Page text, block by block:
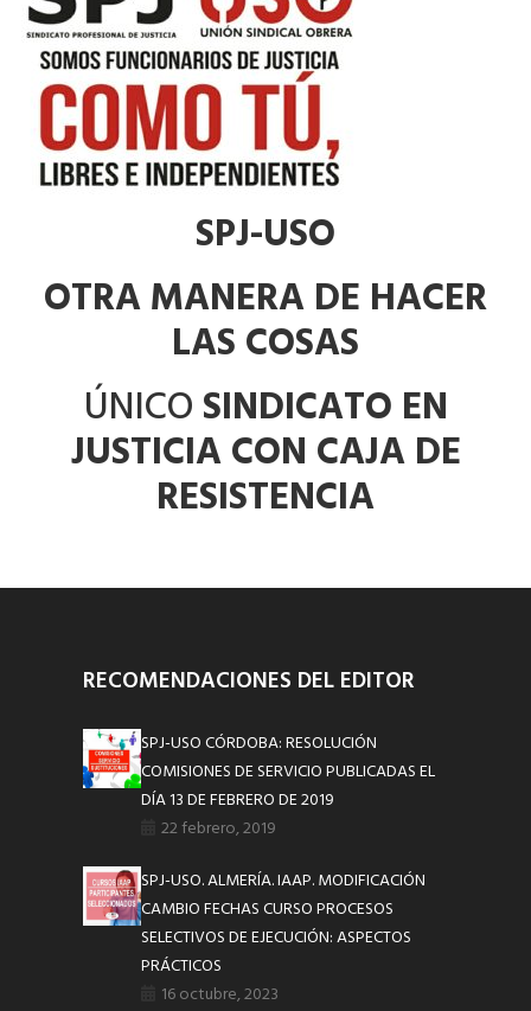
SPJ-USO
OTRA MANERA DE HACER
LAS COSAS
ÚNICOSINDICATO EN
JUSTICIA CON CAJA DE
RESISTENCIA
RECOMENDACIONES DEL EDITOR
SPJ-USO CÓRDOBA: RESOLUCIÓN
COMISIONES DE SERVICIO PUBLICADAS EL
DÍA 13 DE FEBRERO DE 2019
22 febrero, 2019
SPJ-USO. ALMERÍA. IAAP. MODIFICACIÓN
CAMBIO FECHAS CURSO PROCESOS
SELECTIVOS DE EJECUCIÓN: ASPECTOS
PRÁCTICOS
16 octubre, 2023